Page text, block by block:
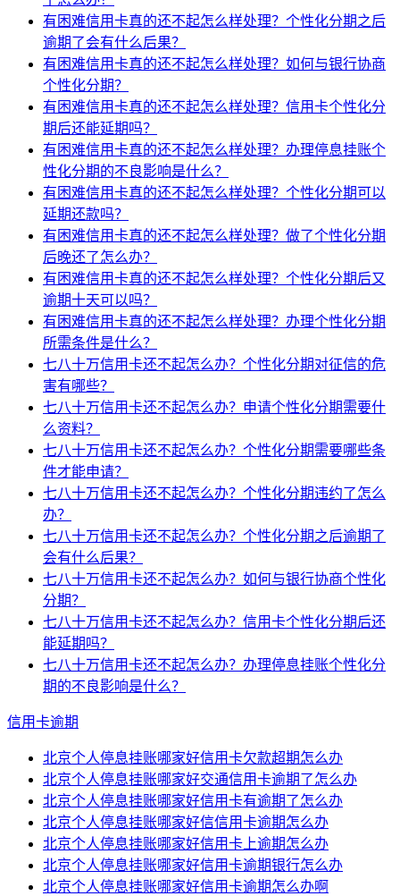
有困难信用卡真的还不起怎么样处理？个性化分期之后
逾期了会有什么后果？
有困难信用卡真的还不起怎么样处理？如何与银行协商
个性化分期？
有困难信用卡真的还不起怎么样处理？信用卡个性化分
期后还能延期吗？
有困难信用卡真的还不起怎么样处理？办理停息挂账个
性化分期的不良影响是什么？
有困难信用卡真的还不起怎么样处理？个性化分期可以
延期还款吗？
有困难信用卡真的还不起怎么样处理？做了个性化分期
后晚还了怎么办？
有困难信用卡真的还不起怎么样处理？个性化分期后又
逾期十天可以吗？
有困难信用卡真的还不起怎么样处理？办理个性化分期
所需条件是什么？
七八十万信用卡还不起怎么办？个性化分期对征信的危
害有哪些？
七八十万信用卡还不起怎么办？申请个性化分期需要什
么资料？
七八十万信用卡还不起怎么办？个性化分期需要哪些条
件才能申请？
七八十万信用卡还不起怎么办？个性化分期违约了怎么
办？
七八十万信用卡还不起怎么办？个性化分期之后逾期了
会有什么后果？
七八十万信用卡还不起怎么办？如何与银行协商个性化
分期？
七八十万信用卡还不起怎么办？信用卡个性化分期后还
能延期吗？
七八十万信用卡还不起怎么办？办理停息挂账个性化分
期的不良影响是什么？
信用卡逾期
北京个人停息挂账哪家好信用卡欠款超期怎么办
北京个人停息挂账哪家好交通信用卡逾期了怎么办
北京个人停息挂账哪家好信用卡有逾期了怎么办
北京个人停息挂账哪家好信信用卡逾期怎么办
北京个人停息挂账哪家好信用卡上逾期怎么办
北京个人停息挂账哪家好信用卡逾期银行怎么办
北京个人停息挂账哪家好信用卡逾期怎么办啊